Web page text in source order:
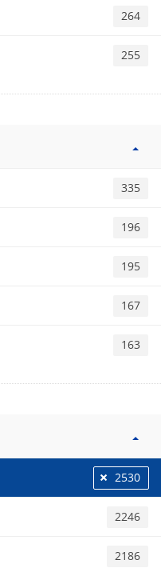
264
255
335
196
195
167
163
2530
2246
2186